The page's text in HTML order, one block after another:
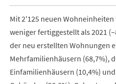
Mit 2'125 neuen
weniger fertiggestellt als 2021
der neu erstellten Wohnungen
Mehrfamilienhäusern (68,7%),
Einfamilienhäusern (10,4%)